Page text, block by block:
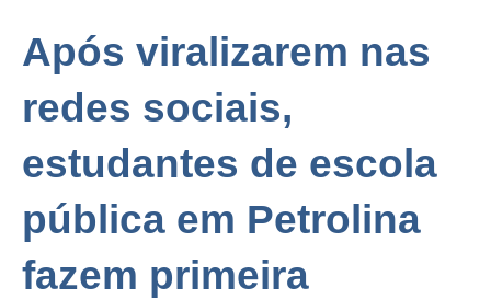
Após viralizarem nas
redes sociais,
estudantes de escola
pública em Petrolina
fazem primeira